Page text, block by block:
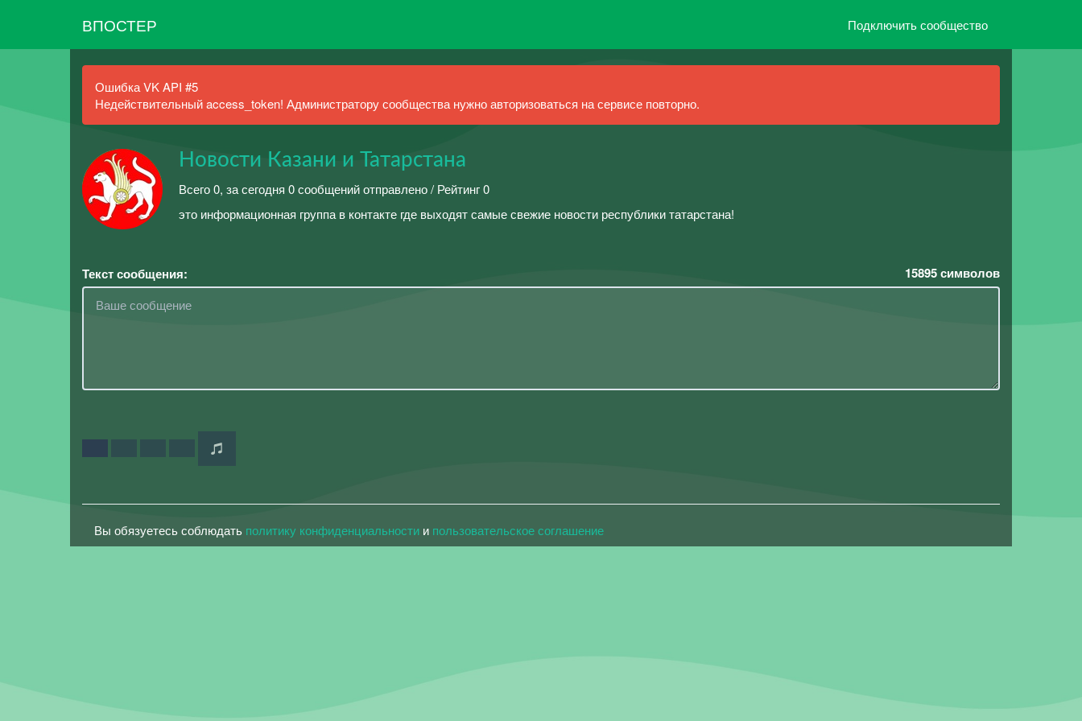
ВПОСТЕР Подключить сообщество
Ошибка VK API #5
Недействительный access_token! Администратору сообщества нужно авторизоваться на сервисе повторно.
Новости Казани и Татарстана
Всего 0, за сегодня 0 сообщений отправлено / Рейтинг 0
это информационная группа в контакте где выходят самые свежие новости республики татарстана!
Текст сообщения: 15895символов
Вы обязуетесь соблюдать политику конфиденциальности и пользовательское соглашение